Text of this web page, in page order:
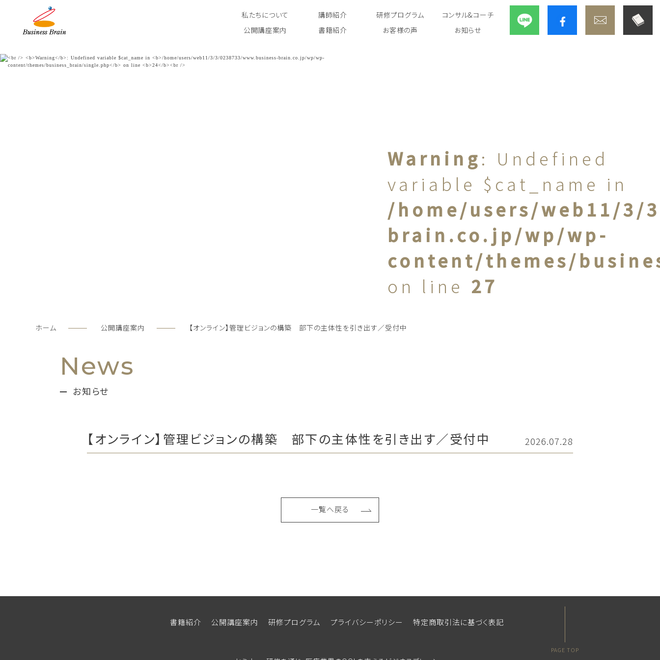
私たちについて 講師紹介 研修プログラム
コンサル&コーチ
公開講座案内
書籍紹介 お客様の声 お知らせ
Warning: Undefined
variable $cat_name in
/home/users/web11/3/
brain.co.jp/wp/wp-
content/themes/
on line 27
ホーム 公開講座案内 【オンライン】管理ビジョンの構築 部下の主体性を引き出す／受付中
News
お知らせ
【オンライン】管理ビジョンの構築 部下の主体性を引き出す／受付中 2026.07.28
一覧へ戻る
書籍紹介 公開講座案内 研修プログラム プライバシーポリシー 特定商取引法に基づく表記
PAGE TOP